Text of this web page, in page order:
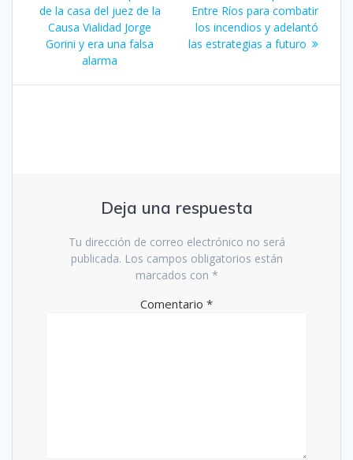
entradas
de la casa del juez de la
Causa Vialidad Jorge
Gorini y era una falsa
alarma
Entre Ríos para combatir
los incendios y adelantó
las estrategias a futuro
Deja una respuesta
Tu dirección de correo electrónico no será
publicada. Los campos obligatorios están
marcados con *
Comentario *